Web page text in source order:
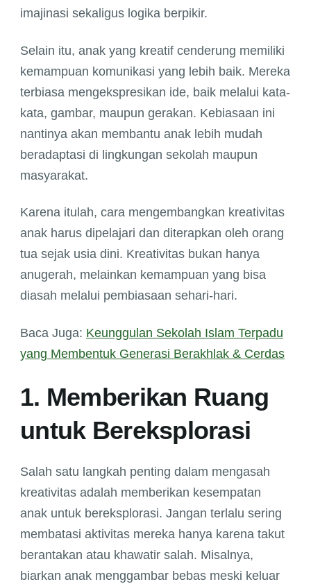
imajinasi sekaligus logika berpikir.
Selain itu, anak yang kreatif cenderung memiliki
kemampuan komunikasi yang lebih baik. Mereka
terbiasa mengekspresikan ide, baik melalui kata-
kata, gambar, maupun gerakan. Kebiasaan ini
nantinya akan membantu anak lebih mudah
beradaptasi di lingkungan sekolah maupun
masyarakat.
Karena itulah, cara mengembangkan kreativitas
anak harus dipelajari dan diterapkan oleh orang
tua sejak usia dini. Kreativitas bukan hanya
anugerah, melainkan kemampuan yang bisa
diasah melalui pembiasaan sehari-hari.
Baca Juga: Keunggulan Sekolah Islam Terpadu
yang Membentuk Generasi Berakhlak & Cerdas
1. Memberikan Ruang
untuk Bereksplorasi
Salah satu langkah penting dalam mengasah
kreativitas adalah memberikan kesempatan
anak untuk bereksplorasi. Jangan terlalu sering
membatasi aktivitas mereka hanya karena takut
berantakan atau khawatir salah. Misalnya,
biarkan anak menggambar bebas meski keluar